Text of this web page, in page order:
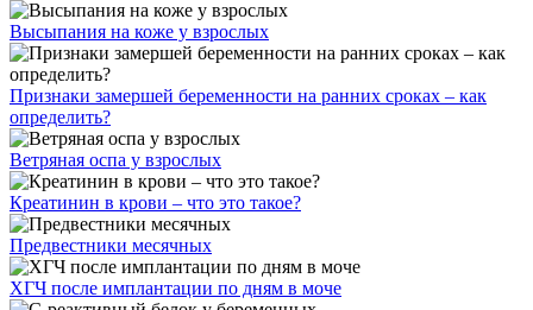
Высыпания на коже у взрослых
Признаки замершей беременности на ранних сроках – как
определить?
Ветряная оспа у взрослых
Креатинин в крови – что это такое?
Предвестники месячных
ХГЧ после имплантации по дням в моче